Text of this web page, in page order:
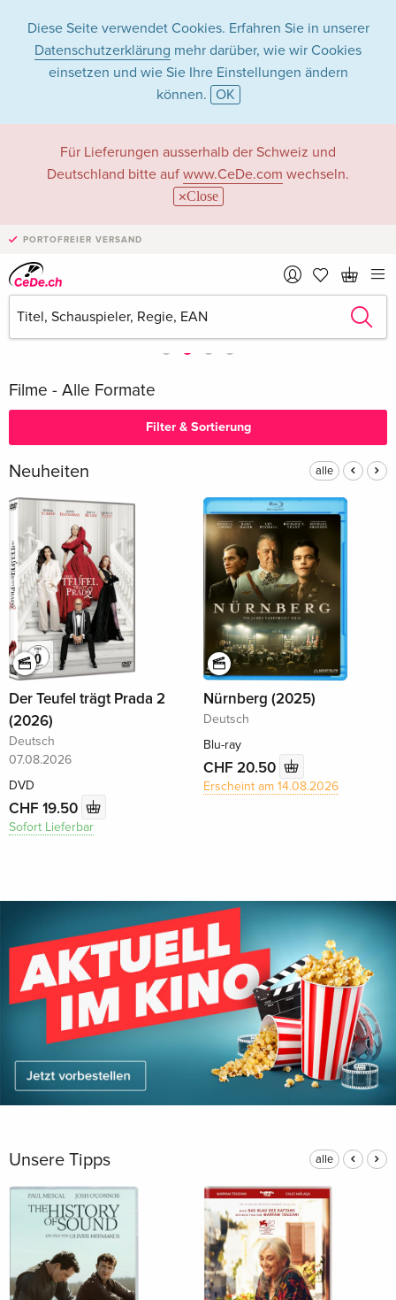
Diese Seite verwendet Cookies. Erfahren Sie in unserer
Datenschutzerklärung mehr darüber, wie wir Cookies
einsetzen und wie Sie Ihre Einstellungen ändern
können. OK
Für Lieferungen ausserhalb der Schweiz und
Deutschland bitte auf www.CeDe.com wechseln.
Close
PORTOFREIER VERSAND
Filme - Alle Formate
Filter & Sortierung
Neuheiten alle
Der Teufel trägt Prada 2
(2026)
Deutsch
07.08.2026
DVD
CHF 19.50
Sofort Lieferbar
Nürnberg (2025)
Deutsch
Blu-ray
CHF 20.50
Erscheint am 14.08.2026
Unsere Tipps alle